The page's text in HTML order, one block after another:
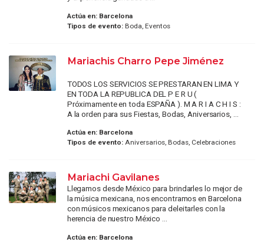
Actúa en: Barcelona
Tipos de evento:Boda, Eventos
Mariachis Charro Pepe Jiménez
TODOS LOS SERVICIOS SE PRESTARAN EN LIMA Y
EN TODA LA REPUBLICA DEL P E R U (
Próximamente en toda ESPAÑA ). M A R I A C H I S :
A la orden para sus Fiestas, Bodas, Aniversarios, ...
Actúa en: Barcelona
Tipos de evento:Aniversarios, Bodas, Celebraciones
Mariachi Gavilanes
Llegamos desde México para brindarles lo mejor de
la música mexicana, nos encontramos en Barcelona
con músicos mexicanos para deleitarles con la
herencia de nuestro México ...
Actúa en: Barcelona